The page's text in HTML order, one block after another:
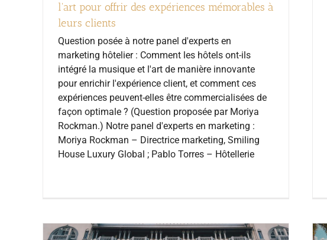
l'art pour offrir des expériences mémorables à
leurs clients
Question posée à notre panel d'experts en
marketing hôtelier : Comment les hôtels ont-ils
intégré la musique et l'art de manière innovante
pour enrichir l'expérience client, et comment ces
expériences peuvent-elles être commercialisées de
façon optimale ? (Question proposée par Moriya
Rockman.) Notre panel d'experts en marketing :
Moriya Rockman – Directrice marketing, Smiling
House Luxury Global ; Pablo Torres – Hôtellerie